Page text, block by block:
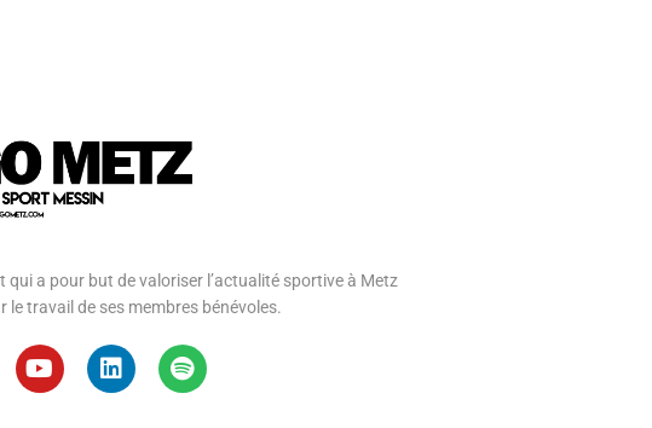
qui a pour but de valoriser l’actualité sportive à Metz
le travail de ses membres bénévoles.